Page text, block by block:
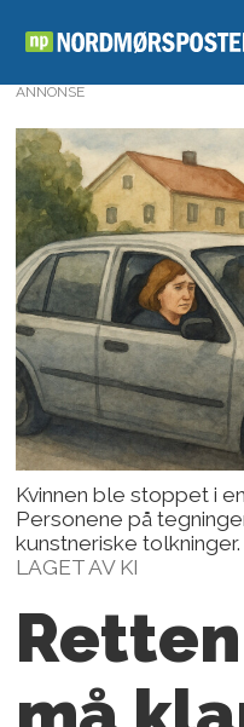
ANNONSE
Kvinnen ble stoppet i
Personene på
kunstneriske tolkninger.
LAGET AV KI